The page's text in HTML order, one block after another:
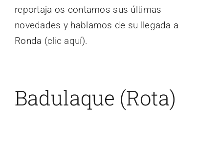
reportaja os contamos sus últimas
novedades y hablamos de su llegada a
Ronda (clic aquí).
Badulaque (Rota)